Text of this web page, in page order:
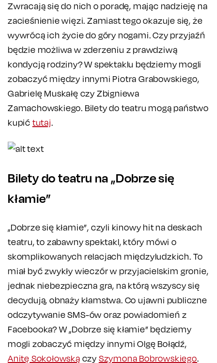
Zwracają się do nich o poradę, mając nadzieję na
zacieśnienie więzi. Zamiast tego okazuje się, że
wywrócą ich życie do góry nogami. Czy przyjaźń
będzie możliwa w zderzeniu z prawdziwą
kondycją rodziny? W spektaklu będziemy mogli
zobaczyć między innymi Piotra Grabowskiego,
Gabrielę Muskałę czy Zbigniewa
Zamachowskiego. Bilety do teatru mogą państwo
kupić tutaj.
Bilety do teatru na „Dobrze się
kłamie”
„Dobrze się kłamie”, czyli kinowy hit na deskach
teatru, to zabawny spektakl, który mówi o
skomplikowanych relacjach międzyludzkich. To
miał być zwykły wieczór w przyjacielskim gronie,
jednak niebezpieczna gra, na którą wszyscy się
decydują, obnaży kłamstwa. Co ujawni publiczne
odczytywanie SMS-ów oraz powiadomień z
Facebooka? W „Dobrze się kłamie” będziemy
mogli zobaczyć między innymi Olgę Bołądź,
Anitę Sokołowską czy Szymona Bobrowskiego.